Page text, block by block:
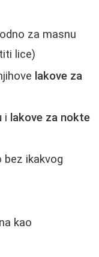
za masnu
lice)
lakove za
i lakove za nokte
bez ikakvog
kao